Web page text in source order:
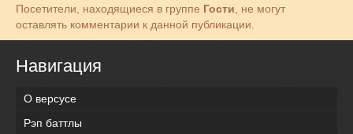
Посетители, находящиеся в группе Гости , не могут
оставлять комментарии к данной публикации.
Навигация
О версусе
Рэп баттлы